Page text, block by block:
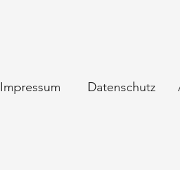
Impressum Datenschutz